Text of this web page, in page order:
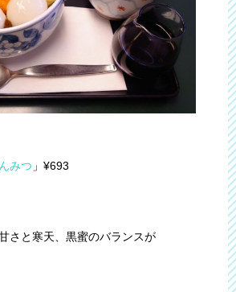
みつ 」¥693
さと寒天、黒蜜のバランスが